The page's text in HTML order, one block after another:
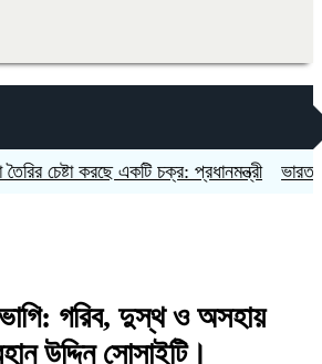
চেষ্টা করছে একটি চক্র: প্রধানমন্ত্রী ভারত-
গরিব, দুস্থ ও অসহায়
উদ্দিন সোসাইটি।